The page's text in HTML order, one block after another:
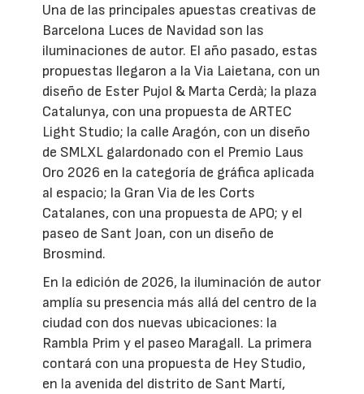
Una de las principales apuestas creativas de
Barcelona Luces de Navidad son las
iluminaciones de autor. El año pasado, estas
propuestas llegaron a la Via Laietana, con un
diseño de Ester Pujol & Marta Cerdà; la plaza
Catalunya, con una propuesta de ARTEC
Light Studio; la calle Aragón, con un diseño
de SMLXL galardonado con el Premio Laus
Oro 2026 en la categoría de gráfica aplicada
al espacio; la Gran Via de les Corts
Catalanes, con una propuesta de APO; y el
paseo de Sant Joan, con un diseño de
Brosmind.
En la edición de 2026, la iluminación de autor
amplía su presencia más allá del centro de la
ciudad con dos nuevas ubicaciones: la
Rambla Prim y el paseo Maragall. La primera
contará con una propuesta de Hey Studio,
en la avenida del distrito de Sant Martí,